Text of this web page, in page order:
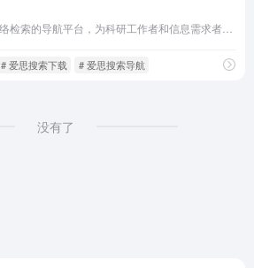
# 爱思搜索下载 # 爱思搜索导航
没有了